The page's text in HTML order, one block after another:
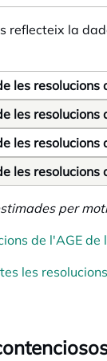
reflecteix la
les resolucions
les resolucions
les resolucions
les resolucions
per
de l'AGE
les